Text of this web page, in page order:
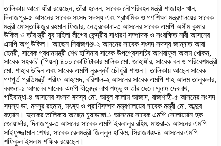
তালিকায় আরো যাঁরা রয়েছেন, তাঁরা হলেন, সাবেক নৌপরিবহন মন্ত্রী শাজাহান খান,
দিনাজপুর-৫ আসনের সাবেক সংসদ সদস্য এবং প্রাথমিক ও গণশিক্ষা মন্ত্রণালয়ের সাবেক
মন্ত্রী মোস্তাফিজুর রহমান ফিজার, নেত্রকোনা-৩ আসনের সাবেক এমপি অসীম কুমার
উকিল ও তাঁর স্ত্রী যুব মহিলা লীগের কেন্দ্রীয় সাধারণ সম্পাদক ও সংরক্ষিত নারী আসনের
এমপি অপু উকিল। আছেন সিরাজগঞ্জ-২ আসনের সাবেক সংসদ সদস্য জান্নাত আরা
হেনরী, সাবেক প্রধানমন্ত্রী শেখ হাসিনার সাবেক উপপ্রেসসচিব আশরাফুল আলম খোকন,
সাবেক সহকারী (পিয়ন) ৪০০ কোটি টাকার মালিক মো. জাহাঙ্গীর, সাবেক বন ও পরিবেশমন্ত্রী
মো. শাহাব উদ্দিন এবং সাবেক এমপি নুরুন্নবী চৌধুরী শাওন। তালিকায় আছেন সাবেক
গণপূর্ত প্রতিমন্ত্রী শরীফ আহমেদ, বরিশাল-২ আসনের সাবেক এমপি শাহ আলম তালুকদার,
বরগুনা-১ আসনের সাবেক এমপি ধীরেন্দ্র নাথ শম্ভু ও তাঁর ছেলে সুনাম দেবনাথ,
গাইবান্ধা-৪ আসনের সংসদ সদস্য মো. আবুল কালাম আজাদ, রাজশাহী-৫ আসনের সংসদ
সদস্য ডা. মনসুর রহমান, মৎস্য ও প্রাণিসম্পদ মন্ত্রণালয়ের সাবেক মন্ত্রী মো. আব্দুর
রহমান। দুদকের তালিকায় আছেন চুয়াডাঙ্গা-১ আসনের সাবেক এমপি সোলায়মান হক
জোয়ার্দ্দার, দিনাজপুর-৩ আসনের সাবেক এমপি ইকবালুর রহিম, মাগুরা-১ আসনের এমপি
সাইফুজ্জামান শেখর, সাবেক রেলমন্ত্রী জিল্লুল হাকিম, সিরাজগঞ্জ-৪ আসনের এমপি
শফিকুল ইসলাম শফিক রয়েছেন।